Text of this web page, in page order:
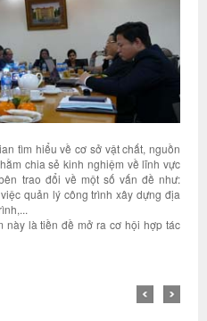
tìm hiểu về cơ sở vật chất, nguồn
chia sẻ kinh nghiệm về lĩnh vực
trao đổi về một số vấn đề như:
quản lý công trình xây dựng địa
này là tiền đề mở ra cơ hội hợp tác